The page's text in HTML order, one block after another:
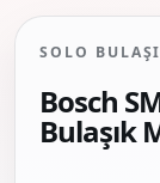
SOLO
Bosch
Bulaşık